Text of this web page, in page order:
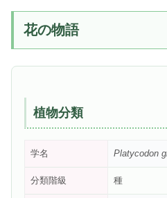
花の物語
植物分類
学名 Platycodon
分類階級 種